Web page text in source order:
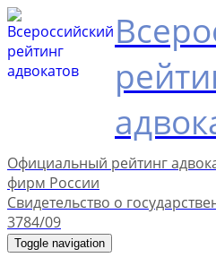
Официальный рейтинг
фирм России
Свидетельство о
3784/09
Toggle navigation